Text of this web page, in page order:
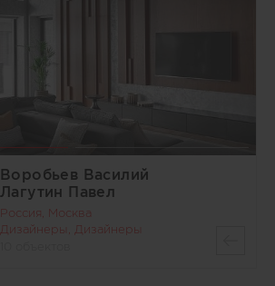
Воробьев Василий
Лагутин Павел
Россия, Москва
Дизайнеры, Дизайнеры